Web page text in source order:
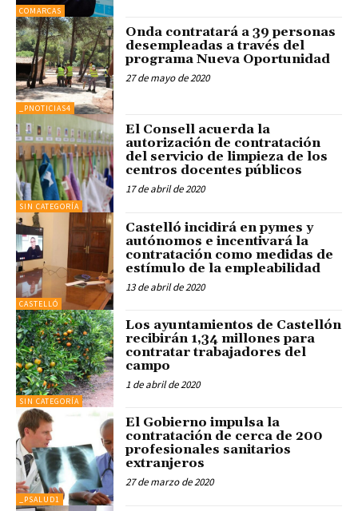
COMARCAS
_PNOTICIAS4
Onda contratará a 39 personas
desempleadas a través del
programa Nueva Oportunidad
27 de mayo de 2020
SIN CATEGORÍA
El Consell acuerda la
autorización de contratación
del servicio de limpieza de los
centros docentes públicos
17 de abril de 2020
CASTELLÓ
Castelló incidirá en pymes y
autónomos e incentivará la
contratación como medidas de
estímulo de la empleabilidad
13 de abril de 2020
SIN CATEGORÍA
Los ayuntamientos de Castellón
recibirán 1,34 millones para
contratar trabajadores del
campo
1 de abril de 2020
_PSALUD1
El Gobierno impulsa la
contratación de cerca de 200
profesionales sanitarios
extranjeros
27 de marzo de 2020